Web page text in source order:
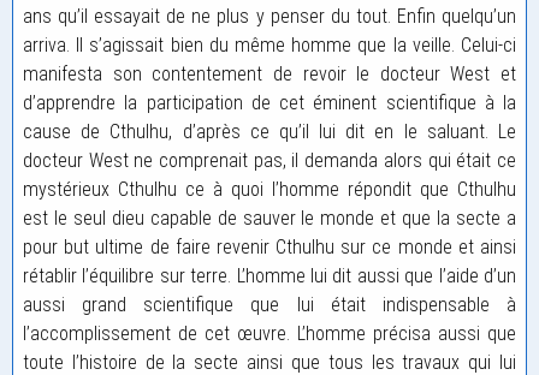
ans qu’il essayait de ne plus y penser du tout. Enfin quelqu’un
arriva. Il s’agissait bien du même homme que la veille. Celui-ci
manifesta son contentement de revoir le docteur West et
d’apprendre la participation de cet éminent scientifique à la
cause de Cthulhu, d’après ce qu’il lui dit en le saluant. Le
docteur West ne comprenait pas, il demanda alors qui était ce
mystérieux Cthulhu ce à quoi l’homme répondit que Cthulhu
est le seul dieu capable de sauver le monde et que la secte a
pour but ultime de faire revenir Cthulhu sur ce monde et ainsi
rétablir l’équilibre sur terre. L’homme lui dit aussi que l’aide d’un
aussi grand scientifique que lui était indispensable à
l’accomplissement de cet œuvre. L’homme précisa aussi que
toute l’histoire de la secte ainsi que tous les travaux qui lui